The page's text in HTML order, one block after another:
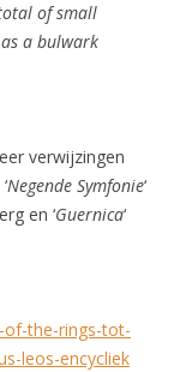
of small
a bulwark
verwijzingen
Negende Symfonie‘
en ‘Guernica‘
the-rings-tot-
leos-encycliek